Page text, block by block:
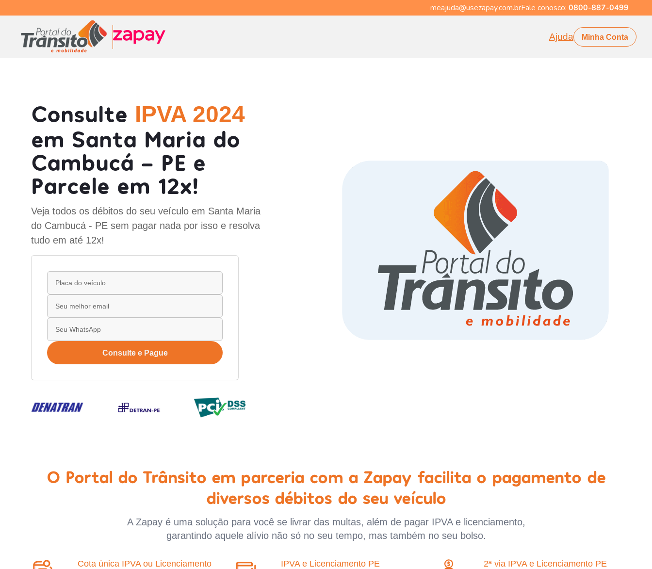
meajuda@usezapay.com.brFale conosco: 0800-887-0499
Ajuda Minha Conta
Consulte IPVA 2024
em Santa Maria do
Cambucá - PE e
Parcele em 12x!
Veja todos os débitos do seu veículo em Santa Maria
do Cambucá - PE sem pagar nada por isso e resolva
tudo em até 12x!
Consulte e Pague
O Portal do Trânsito em parceria com a Zapay facilita o pagamento de
diversos débitos do seu veículo
A Zapay é uma solução para você se livrar das multas, além de pagar IPVA e licenciamento,
garantindo aquele alívio não só no seu tempo, mas também no seu bolso.
Cota única IPVA ou Licenciamento
IPVA e Licenciamento PE
2ª via IPVA e Licenciamento PE